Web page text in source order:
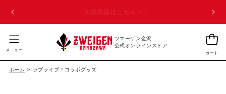
page_classes コンテンツに進む
ツエーゲン金沢 チケット購入はこちら！
メニュー
ツエーゲン金沢
公式オンラインストア
カート
ー
ト
ホーム > ラブライブ！コラボグッズ